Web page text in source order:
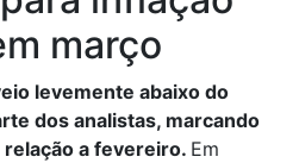
março
levemente abaixo do
dos analistas, marcando
a fevereiro. Em